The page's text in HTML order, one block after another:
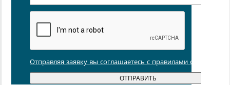
Отправляя заявку вы соглашаетесь с правилами обработки